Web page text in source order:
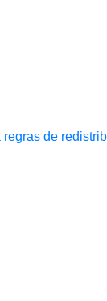
de